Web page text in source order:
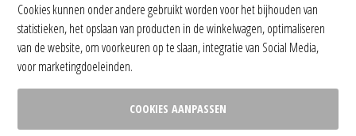
partner logo's
Cookies kunnen onder andere gebruikt worden voor het bijhouden van
statistieken, het opslaan van producten in de winkelwagen, optimaliseren
van de website, om voorkeuren op te slaan, integratie van Social Media,
voor marketingdoeleinden.
COOKIES AANPASSEN